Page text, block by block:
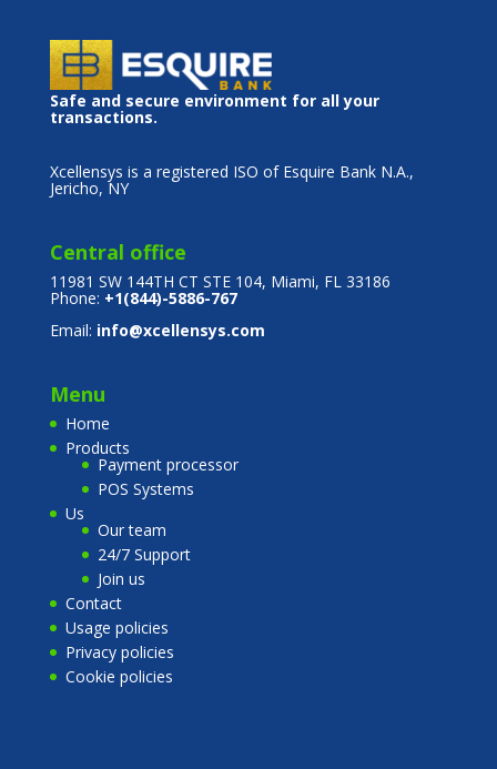
Safe and secure environment for all your
transactions.
Xcellensys is a registered ISO of Esquire Bank N.A.,
Jericho, NY
Central office
11981 SW 144TH CT STE 104, Miami, FL 33186
Phone: +1(844)-5886-767
Email: info@xcellensys.com
Menu
Home
Products
Payment processor
POS Systems
Us
Our team
24/7 Support
Join us
Contact
Usage policies
Privacy policies
Cookie policies